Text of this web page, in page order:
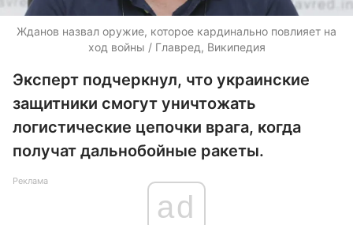
Жданов назвал оружие, которое кардинально повлияет на
ход войны / Главред, Википедия
Эксперт подчеркнул, что украинские
защитники смогут уничтожать
логистические цепочки врага, когда
получат дальнобойные ракеты.
Реклама
ad